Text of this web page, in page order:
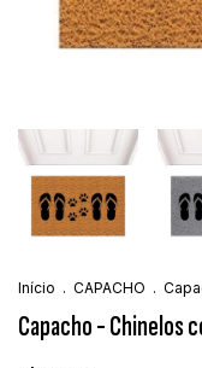
Início . CAPACHO .
Capacho - Chinelos